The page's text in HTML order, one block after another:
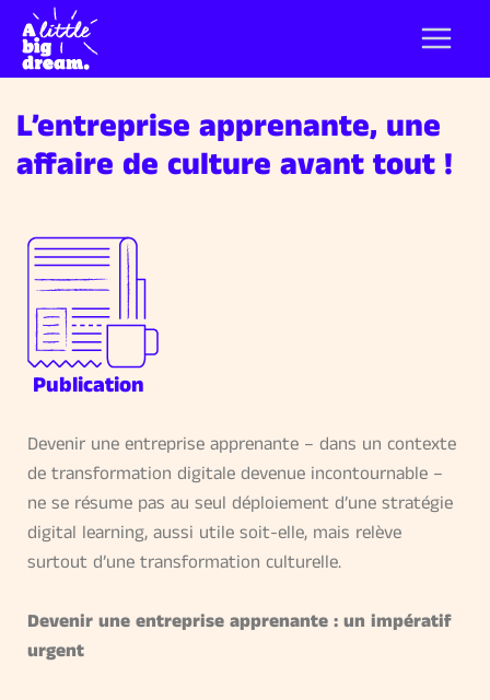
L’entreprise apprenante, une
affaire de culture avant tout !
Publication
Devenir une entreprise apprenante – dans un contexte
de transformation digitale devenue incontournable –
ne se résume pas au seul déploiement d’une stratégie
digital learning, aussi utile soit-elle, mais relève
surtout d’une transformation culturelle.
Devenir une entreprise apprenante : un impératif
urgent